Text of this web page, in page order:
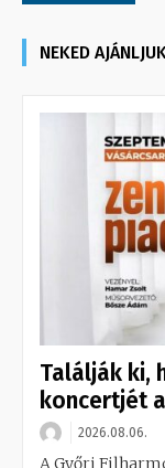
NEKED AJÁNLJUK
Találják ki,
koncertjét
2026.08.06.
A Győri